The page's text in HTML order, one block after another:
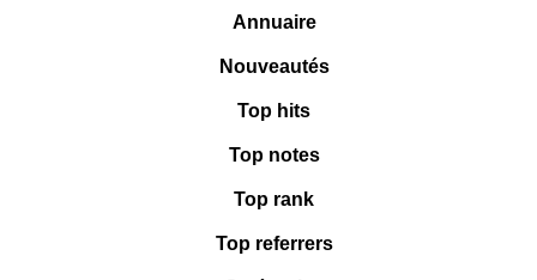
Annuaire
Nouveautés
Top hits
Top notes
Top rank
Top referrers